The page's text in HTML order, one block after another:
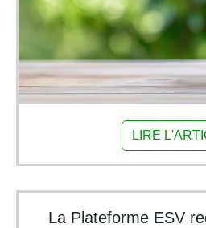
LIRE
La Plateforme ESV